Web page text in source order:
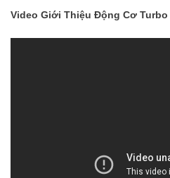
Video Giới Thiệu Động Cơ Turbo